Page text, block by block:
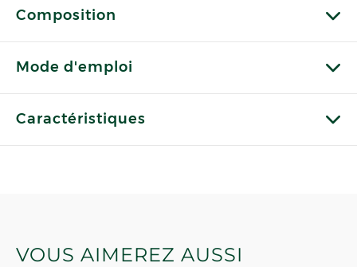
Composition
Mode d'emploi
Caractéristiques
VOUS AIMEREZ AUSSI